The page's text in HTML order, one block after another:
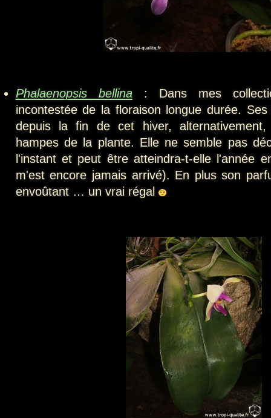
Phalaenopsis bellina
: Dans mes
incontestée de la floraison longue durée.
depuis la fin de cet hiver,
hampes de la plante. Elle ne semble pas
l'instant et peut être atteindra-t-elle l'année
m'est encore jamais arrivé). En plus son
envoûtant … un vrai régal